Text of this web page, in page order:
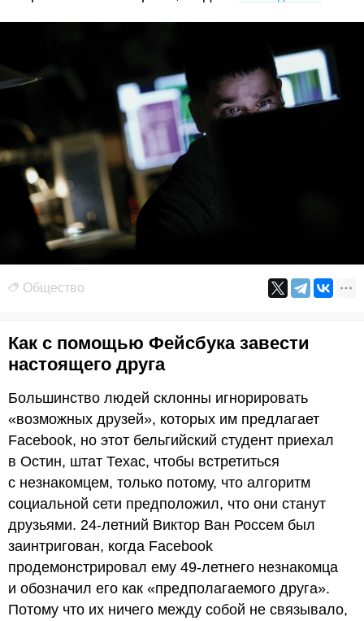
Общество
Как с помощью Фейсбука завести
настоящего друга
Большинство людей склонны игнорировать
«возможных друзей», которых им предлагает
Facebook, но этот бельгийский студент приехал
в Остин, штат Техас, чтобы встретиться
с незнакомцем, только потому, что алгоритм
социальной сети предположил, что они станут
друзьями. 24-летний Виктор Ван Россем был
заинтригован, когда Facebook
продемонстрировал ему 49-летнего незнакомца
и обозначил его как «предполагаемого друга».
Потому что их ничего между собой не связывало,